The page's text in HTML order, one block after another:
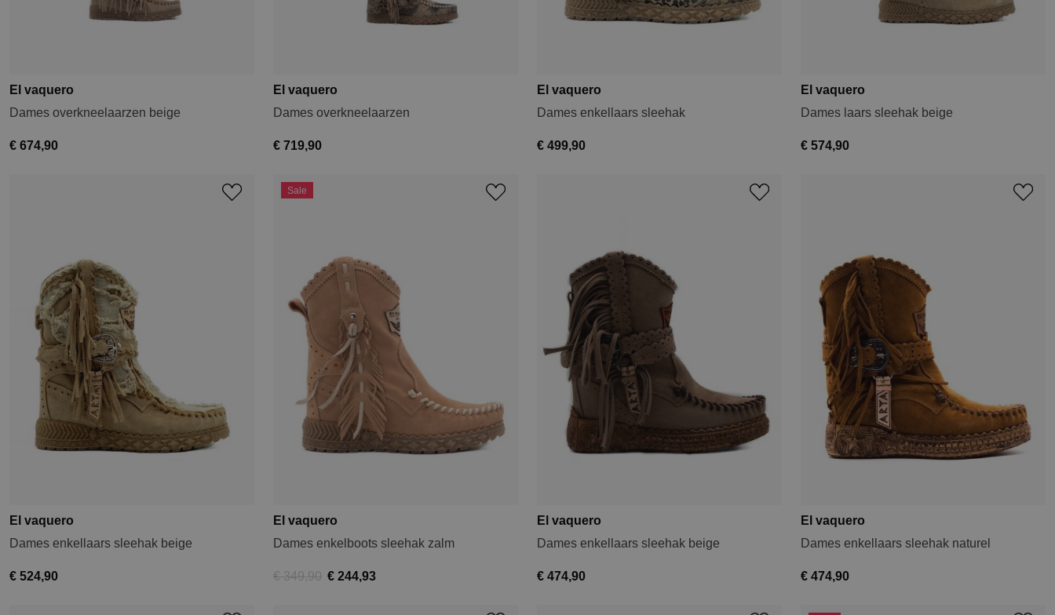
El vaquero
Dames overkneelaarzen beige
€ 674,90
El vaquero
Dames overkneelaarzen
€ 719,90
El vaquero
Dames enkellaars sleehak
€ 499,90
El vaquero
Dames laars sleehak beige
€ 574,90
El vaquero
Dames enkellaars sleehak beige
€ 524,90
Sale
El vaquero
Dames enkelboots sleehak zalm
€ 349,90 € 244,93
El vaquero
Dames enkellaars sleehak beige
€ 474,90
El vaquero
Dames enkellaars sleehak naturel
€ 474,90